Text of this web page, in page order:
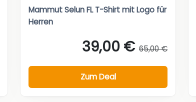
Mammut Selun FL T-Shirt mit Logo für
Herren
39,00 € 65,00 €
Zum Deal